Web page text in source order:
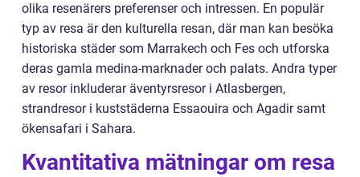
olika resenärers preferenser och intressen. En populär
typ av resa är den kulturella resan, där man kan besöka
historiska städer som Marrakech och Fes och utforska
deras gamla medina-marknader och palats. Andra typer
av resor inkluderar äventyrsresor i Atlasbergen,
strandresor i kuststäderna Essaouira och Agadir samt
ökensafari i Sahara.
Kvantitativa mätningar om resa